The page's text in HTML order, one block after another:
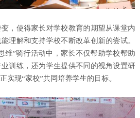
，使得家长对学校教育的期望从课堂内
理解和支持学校不断改革创新的尝试。
维”骑行活动中，家长不仅帮助学校帮助
训练，还为学生提供不同的视角设置研
实现“家校”共同培养学生的目标。